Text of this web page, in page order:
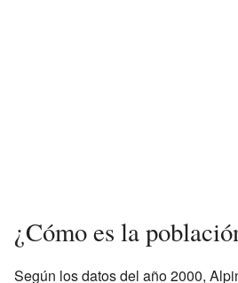
¿Cómo es la
Según los datos del año 2000,